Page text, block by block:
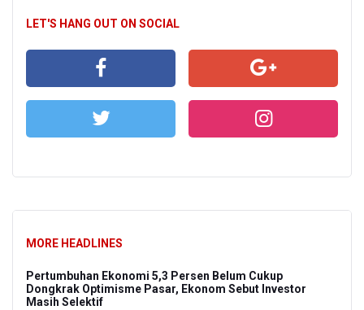
LET'S HANG OUT ON SOCIAL
MORE HEADLINES
Pertumbuhan Ekonomi 5,3 Persen Belum Cukup
Dongkrak Optimisme Pasar, Ekonom Sebut Investor
Masih Selektif